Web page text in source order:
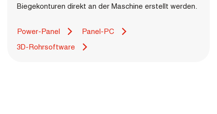
Biegekonturen direkt an der Maschine erstellt werden.
Power-Panel
Panel-PC
3D-Rohrsoftware